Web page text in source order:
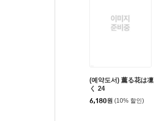
(예약도서) 薰る花は
く 24
6,180원 (10% 할인)